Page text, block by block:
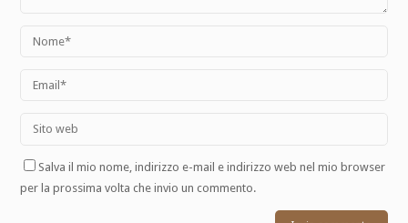
Salva il mio nome, indirizzo e-mail e indirizzo web nel mio browser
per la prossima volta che invio un commento.